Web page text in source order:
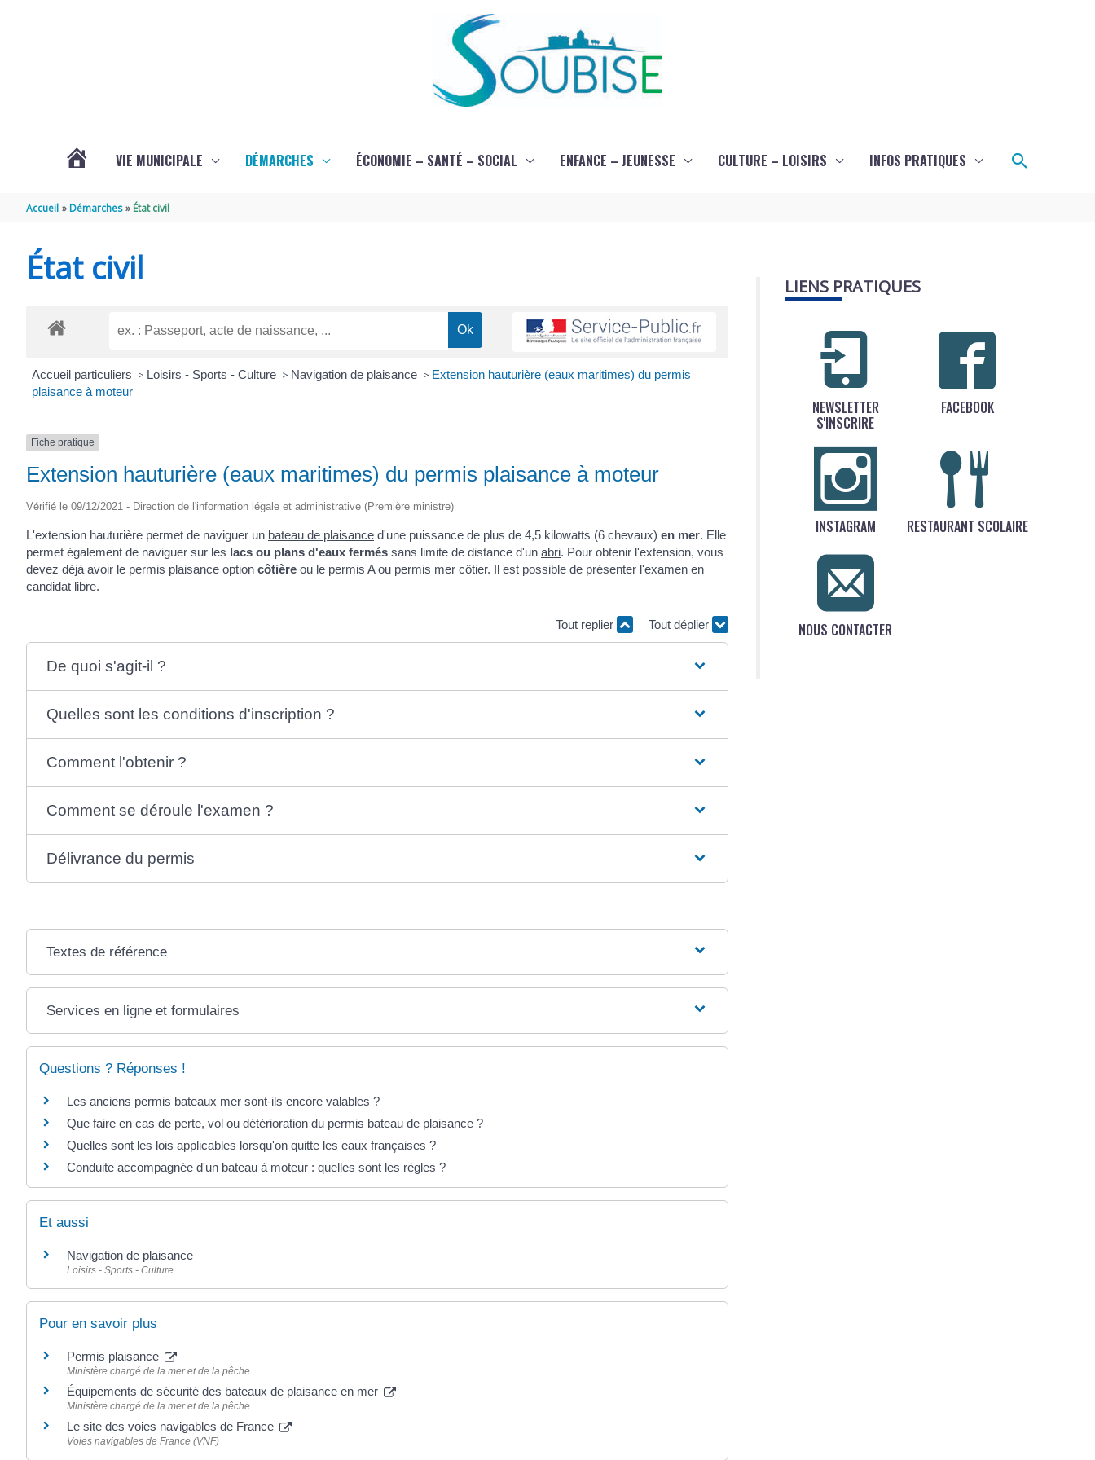
VIE MUNICIPALE DÉMARCHES ÉCONOMIE – SANTÉ – SOCIAL ENFANCE – JEUNESSE CULTURE – LOISIRS INFOS PRATIQUES
Accueil Démarches État civil
État civil
Accueil particuliers > Loisirs - Sports - Culture > Navigation de plaisance > Extension hauturière (eaux maritimes) du permis
plaisance à moteur
Fiche pratique
Extension hauturière (eaux maritimes) du permis plaisance à moteur
Vérifié le 09/12/2021 - Direction de l'information légale et administrative (Première ministre)
L'extension hauturière permet de naviguer un bateau de plaisance d'une puissance de plus de 4,5 kilowatts (6 chevaux) en mer. Elle
permet également de naviguer sur les lacs ou plans d'eaux fermés sans limite de distance d'un abri. Pour obtenir l'extension, vous
devez déjà avoir le permis plaisance option côtière ou le permis A ou permis mer côtier. Il est possible de présenter l'examen en
candidat libre.
Tout replier Tout déplier
De quoi s'agit-il ?
Quelles sont les conditions d'inscription ?
Comment l'obtenir ?
Comment se déroule l'examen ?
Délivrance du permis
Textes de référence
Services en ligne et formulaires
Questions ? Réponses !
Les anciens permis bateaux mer sont-ils encore valables ?
Que faire en cas de perte, vol ou détérioration du permis bateau de plaisance ?
Quelles sont les lois applicables lorsqu'on quitte les eaux françaises ?
Conduite accompagnée d'un bateau à moteur : quelles sont les règles ?
Et aussi
Navigation de plaisance
Loisirs - Sports - Culture
Pour en savoir plus
Permis plaisance
Ministère chargé de la mer et de la pêche
Équipements de sécurité des bateaux de plaisance en mer
Ministère chargé de la mer et de la pêche
Le site des voies navigables de France
Voies navigables de France (VNF)
LIENS PRATIQUES
NEWSLETTER
S'INSCRIRE
FACEBOOK
INSTAGRAM RESTAURANT SCOLAIRE
NOUS CONTACTER